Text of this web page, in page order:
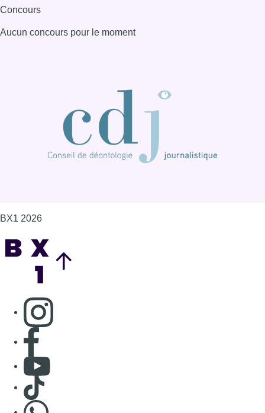
Concours
Aucun concours pour le moment
BX1 2026
Consulter page Instagram
Consulter page Facebook
Consulter Youtube
Consulter TikTok